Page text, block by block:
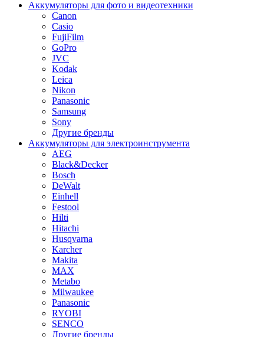
Аккумуляторы для фото и видеотехники
Canon
Casio
FujiFilm
GoPro
JVC
Kodak
Leica
Nikon
Panasonic
Samsung
Sony
Другие бренды
Аккумуляторы для электроинструмента
AEG
Black&Decker
Bosch
DeWalt
Einhell
Festool
Hilti
Hitachi
Husqvarna
Karcher
Makita
MAX
Metabo
Milwaukee
Panasonic
RYOBI
SENCO
Другие бренды